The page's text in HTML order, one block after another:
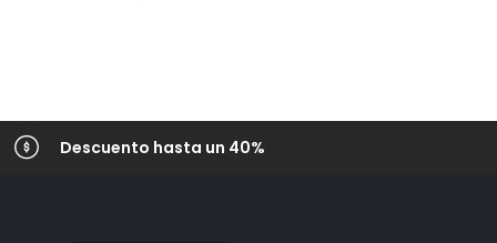
Descuento hasta un 40%